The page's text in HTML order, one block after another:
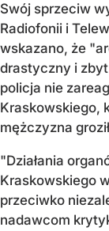
Swój sprzeciw
Radiofonii i
wskazano, że
drastyczny i
policja nie
Kraskowskiego,
mężczyzna
"Działania
Kraskowskiego
przeciwko
nadawcom